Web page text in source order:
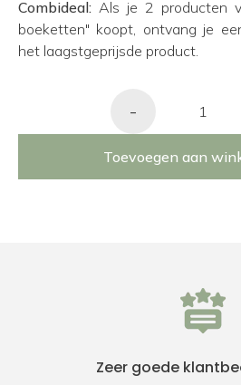
Combideal: Als je 2 producten
boeketten" koopt, ontvang je
het laagstgeprijsde product.
-
Toevoegen aan
Zeer goede